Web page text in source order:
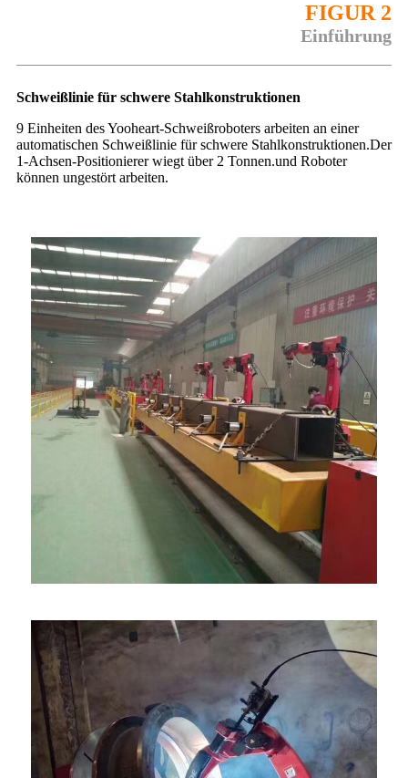
FIGUR 2
Einführung
Schweißlinie für schwere Stahlkonstruktionen
9 Einheiten des Yooheart-Schweißroboters arbeiten an einer
automatischen Schweißlinie für schwere Stahlkonstruktionen.Der
1-Achsen-Positionierer wiegt über 2 Tonnen.und Roboter
können ungestört arbeiten.